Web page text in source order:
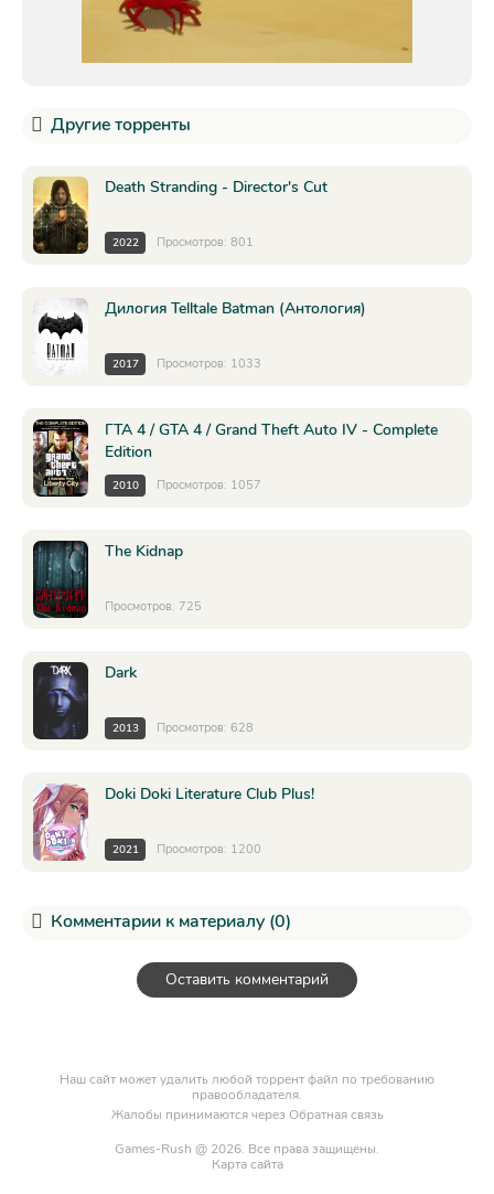
Другие торренты
Death Stranding - Director's Cut
2022 Просмотров: 801
Дилогия Telltale Batman (Антология)
2017 Просмотров: 1033
ГТА 4 / GTA 4 / Grand Theft Auto IV - Complete
Edition
2010 Просмотров: 1057
The Kidnap
Просмотров: 725
Dark
2013 Просмотров: 628
Doki Doki Literature Club Plus!
2021 Просмотров: 1200
Комментарии к материалу (0)
Оставить комментарий
Наш сайт может удалить любой торрент файл по требованию
правообладателя.
Жалобы принимаются через Обратная связь
Games-Rush @ 2026. Все права защищены.
Карта сайта